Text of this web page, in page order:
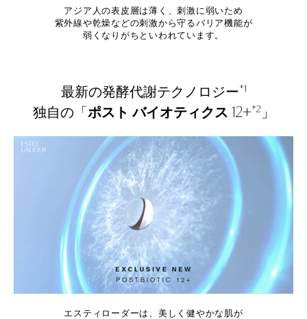
アジア人の表皮層は薄く、刺激に弱いため
紫外線や乾燥などの刺激から守るバリア機能が
弱くなりがちといわれています。
最新の発酵代謝テクノロジー*1
独自の「 ポスト バイオティクス 12+*2 」
エスティローダーは、美しく健やかな肌が